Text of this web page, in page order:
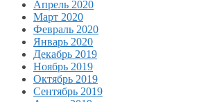
Апрель 2020
Март 2020
Февраль 2020
Январь 2020
Декабрь 2019
Ноябрь 2019
Октябрь 2019
Сентябрь 2019